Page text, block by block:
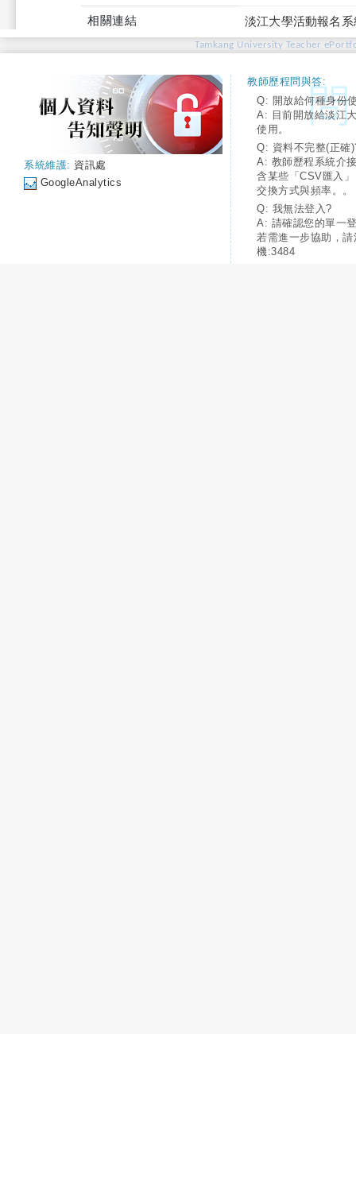
相關連結 淡江大學活動報名
Tamkang University Teacher
系統維護: 資訊處
GoogleAnalytics
教師歷程問與答:
Q: 開放給何種身份
A: 目前開放給淡江
使用。
Q: 資料不完整(正確
A: 教師歷程系統介
含某些「CSV匯入
交換方式與頻率。。
Q: 我無法登入?
A: 請確認您的單一
若需進一步協助，
機:3484